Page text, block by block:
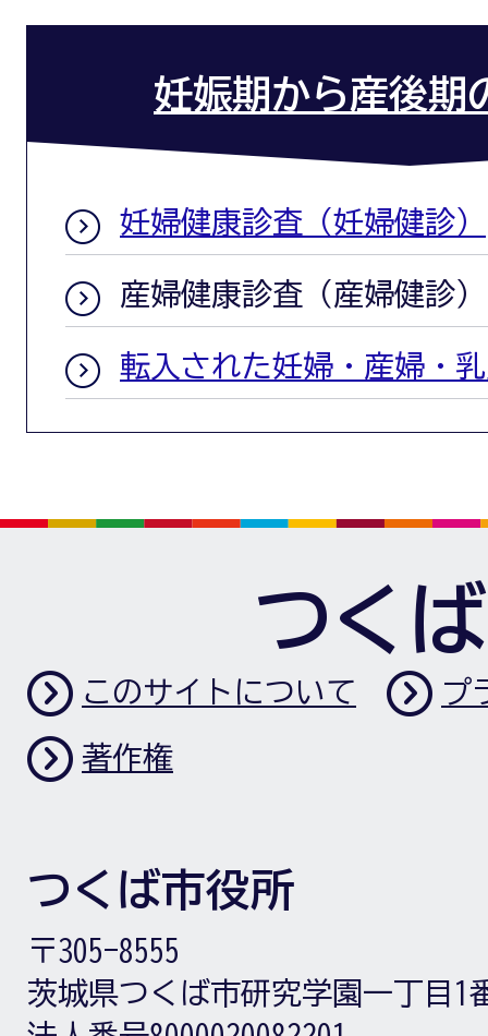
妊娠期から産後期
妊婦健康診査（妊婦健診）
産婦健康診査（産婦健診）
転入された妊婦・産婦・
つく
このサイトについて プ
著作権
つくば市役所
〒305-8555
茨城県つくば市研究学園一丁目1